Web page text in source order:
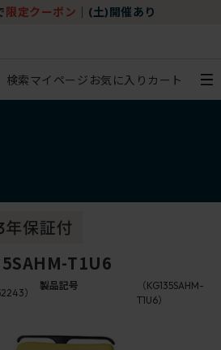
限定クーポン (土)開催あり
検索マイページ お気に入り カート
T1U6
）
製品記号
（KG135SAHM-
T1U6）